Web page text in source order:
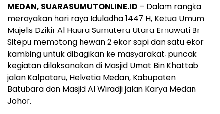
MEDAN, SUARASUMUTONLINE.ID – Dalam rangka
merayakan hari raya Iduladha 1447 H, Ketua Umum
Majelis Dzikir Al Haura Sumatera Utara Ernawati Br
Sitepu memotong hewan 2 ekor sapi dan satu ekor
kambing untuk dibagikan ke masyarakat, puncak
kegiatan dilaksanakan di Masjid Umat Bin Khattab
jalan Kalpataru, Helvetia Medan, Kabupaten
Batubara dan Masjid Al Wiradji jalan Karya Medan
Johor.